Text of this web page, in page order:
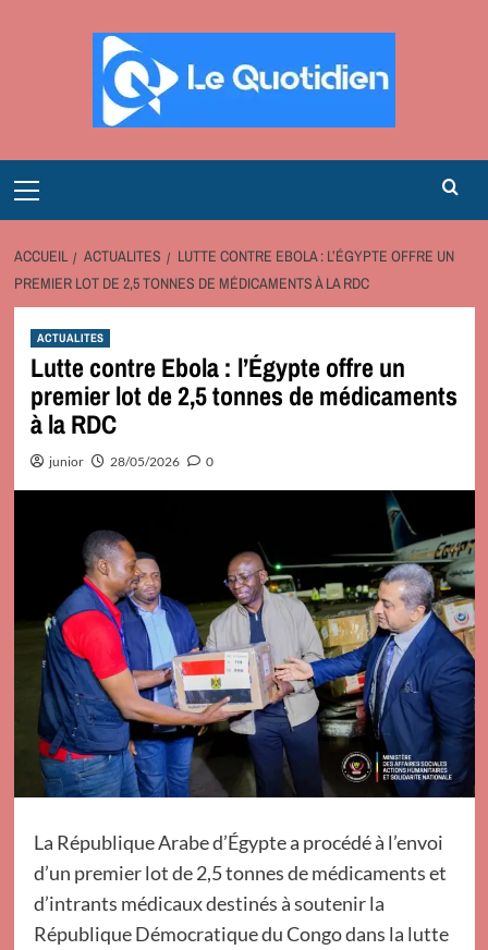
Menu
ACCUEIL ACTUALITES
LUTTE CONTRE EBOLA : L’ÉGYPTE OFFRE UN
PREMIER LOT DE 2,5 TONNES DE MÉDICAMENTS À LA RDC
ACTUALITES
Lutte contre Ebola : l’Égypte offre un
premier lot de 2,5 tonnes de médicaments
à la RDC
junior 28/05/2026 0
La République Arabe d’Égypte a procédé à l’envoi
d’un premier lot de 2,5 tonnes de médicaments et
d’intrants médicaux destinés à soutenir la
République Démocratique du Congo dans la lutte